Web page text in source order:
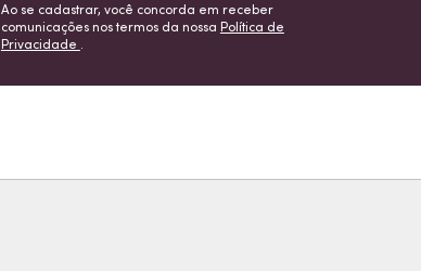
Ao se cadastrar, você concorda em receber
comunicações nos termos da nossa Política de
Privacidade .